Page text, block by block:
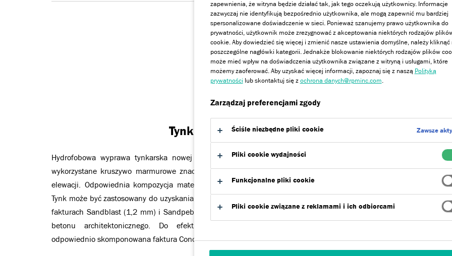
Dobierz tynk silikonowy do swojego
Tynk SL
Hydrofobowa wyprawa tynkarska nowej generacji. W strukturze tynku zostało
wykorzystane kruszywo marmurowe znacząco ułatwiające aplikację wyprawy na
elewacji. Odpowiednia kompozycja materiału podkreśla głębię dobranej barwy.
Tynk może być zastosowany do uzyskania standardowego wykończenia elewacji w
fakturach Sandblast (1,2 mm) i Sandpebble (1,5 mm) oraz do stworzenia efektu
betonu architektonicznego. Do efektu dekoracyjnego przeznaczona jest
odpowiednio skomponowana faktura Concrete (1 mm).
zapewnienia, że witryna będzie działać tak, jak tego oczekują użytkownicy. Informacje
zazwyczaj nie identyfikują bezpośrednio użytkownika, ale mogą zapewnić mu bardziej
spersonalizowane doświadczenie w sieci. Ponieważ szanujemy prawo użytkownika do
prywatności, użytkownik może zrezygnować z akceptowania niektórych rodzajów
cookie. Aby dowiedzieć się więcej i zmienić nasze ustawienia domyślne, należy kliknąć
poszczególne nagłówki kategorii. Jednakże blokowanie niektórych rodzajów plików
może mieć wpływ na doświadczenia użytkownika związane z witryną i usługami, które
możemy zaoferować. Aby uzyskać więcej informacji, zapoznaj się z naszą Polityką
prywatności lub skontaktuj się z ochrona danych@rpminc.com
Zarządzaj preferencjami zgody
Ściśle niezbędne pliki cookie Zawsze
Pliki cookie wydajności
Funkcjonalne pliki cookie
Pliki cookie związane z reklamami i ich odbiorcami